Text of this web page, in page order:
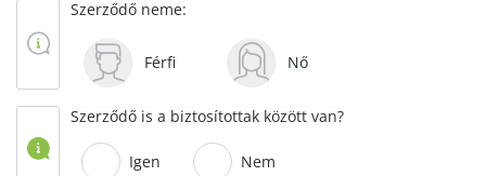
Szerződő neme:
Férfi Nő
Szerződő is a biztosítottak között van?
Igen Nem